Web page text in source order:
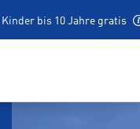
Kinder bis 10 Jahre gratis